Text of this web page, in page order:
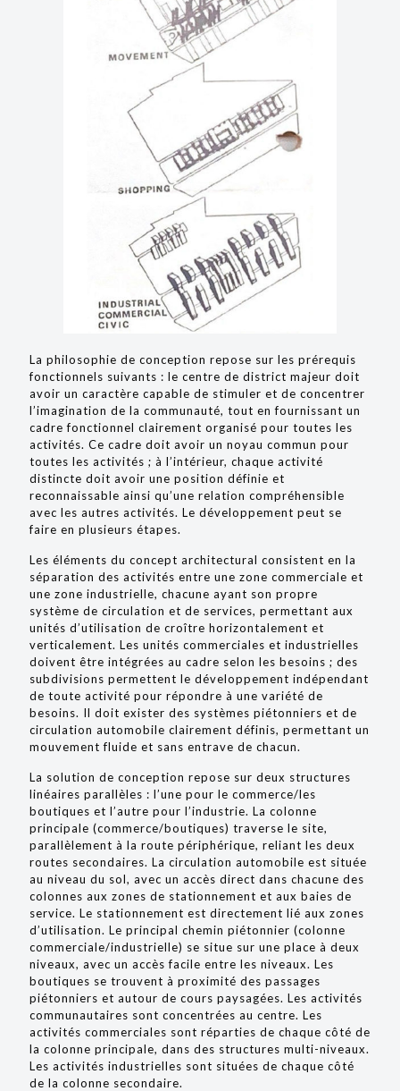
La philosophie de conception repose sur les prérequis
fonctionnels suivants : le centre de district majeur doit
avoir un caractère capable de stimuler et de concentrer
l’imagination de la communauté, tout en fournissant un
cadre fonctionnel clairement organisé pour toutes les
activités. Ce cadre doit avoir un noyau commun pour
toutes les activités ; à l’intérieur, chaque activité
distincte doit avoir une position définie et
reconnaissable ainsi qu’une relation compréhensible
avec les autres activités. Le développement peut se
faire en plusieurs étapes.
Les éléments du concept architectural consistent en la
séparation des activités entre une zone commerciale et
une zone industrielle, chacune ayant son propre
système de circulation et de services, permettant aux
unités d’utilisation de croître horizontalement et
verticalement. Les unités commerciales et industrielles
doivent être intégrées au cadre selon les besoins ; des
subdivisions permettent le développement indépendant
de toute activité pour répondre à une variété de
besoins. Il doit exister des systèmes piétonniers et de
circulation automobile clairement définis, permettant un
mouvement fluide et sans entrave de chacun.
La solution de conception repose sur deux structures
linéaires parallèles : l’une pour le commerce/les
boutiques et l’autre pour l’industrie. La colonne
principale (commerce/boutiques) traverse le site,
parallèlement à la route périphérique, reliant les deux
routes secondaires. La circulation automobile est située
au niveau du sol, avec un accès direct dans chacune des
colonnes aux zones de stationnement et aux baies de
service. Le stationnement est directement lié aux zones
d’utilisation. Le principal chemin piétonnier (colonne
commerciale/industrielle) se situe sur une place à deux
niveaux, avec un accès facile entre les niveaux. Les
boutiques se trouvent à proximité des passages
piétonniers et autour de cours paysagées. Les activités
communautaires sont concentrées au centre. Les
activités commerciales sont réparties de chaque côté de
la colonne principale, dans des structures multi-niveaux.
Les activités industrielles sont situées de chaque côté
de la colonne secondaire.